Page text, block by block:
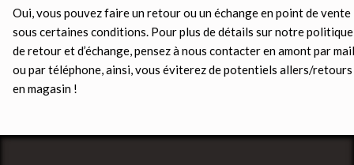
Oui, vous pouvez faire un retour ou un échange en point de vente
sous certaines conditions. Pour plus de détails sur notre politique
de retour et d’échange, pensez à nous contacter en amont par mail
ou par téléphone, ainsi, vous éviterez de potentiels allers/retours
en magasin !